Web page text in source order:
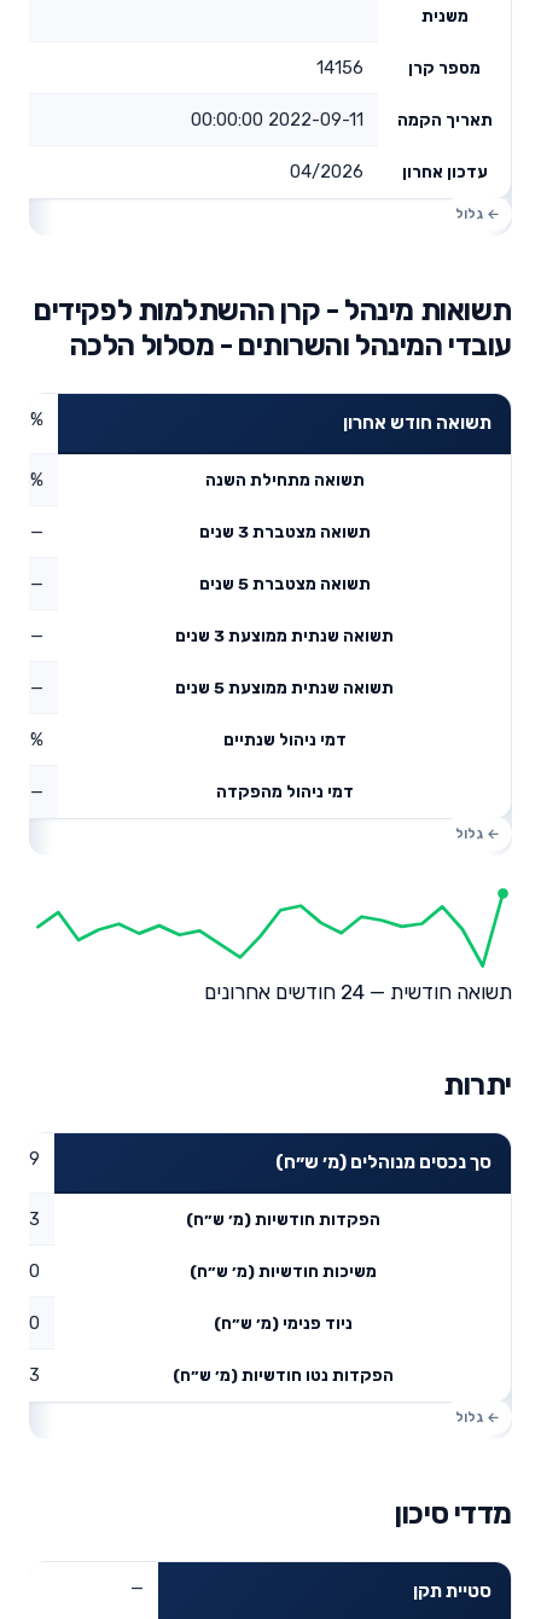
משנית
מספר קרן 14156
תאריך הקמה 2022-09-11 00:00:00
עדכון אחרון 04/2026
תשואות מינהל - קרן ההשתלמות לפקידים
עובדי המינהל והשרותים - מסלול הלכה
תשואה חודש אחרון
תשואה מתחילת השנה 5.13%
תשואה מצטברת 3 שנים —
תשואה מצטברת 5 שנים —
תשואה שנתית ממוצעת 3 שנים —
תשואה שנתית ממוצעת 5 שנים —
דמי ניהול שנתיים
דמי ניהול מהפקדה —
תשואה חודשית — 24 חודשים אחרונים
יתרות
סך נכסים מנוהלים (מ׳ ש״ח) 2.39
הפקדות חודשיות (מ׳ ש״ח) 0.03
משיכות חודשיות (מ׳ ש״ח) 0
ניוד פנימי (מ׳ ש״ח) 0
הפקדות נטו חודשיות (מ׳ ש״ח) 0.03
מדדי סיכון
סטיית תקן —